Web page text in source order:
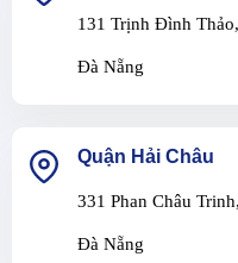
131 Trịnh Đình
Đà Nẵng
Quận Hải Châu
331 Phan Châu
Đà Nẵng